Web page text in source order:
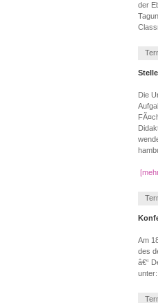
der
Die
Am
des
â€“
unter: